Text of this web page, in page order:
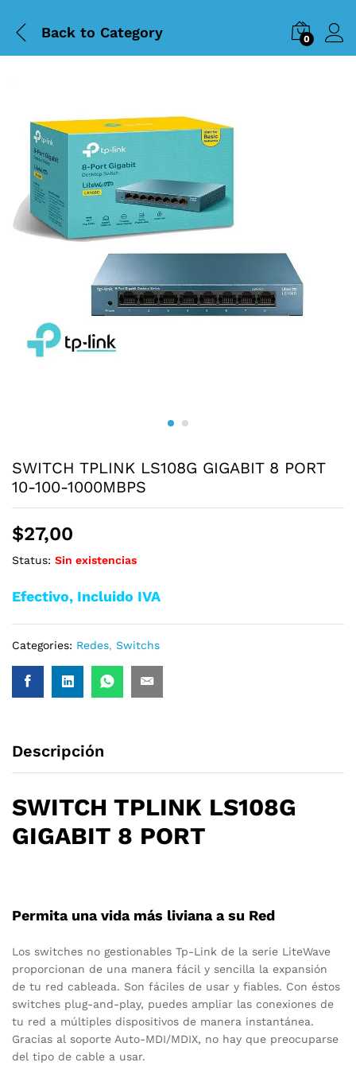
Back to Category 0
SWITCH TPLINK LS108G GIGABIT 8 PORT
10-100-1000MBPS
$27,00
Status: Sin existencias
Efectivo, Incluido IVA
Categories: Redes, Switchs
Descripción
SWITCH TPLINK LS108G
GIGABIT 8 PORT
Permita una vida más liviana a su Red
Los switches no gestionables Tp-Link de la serie LiteWave
proporcionan de una manera fácil y sencilla la expansión
de tu red cableada. Son fáciles de usar y fiables. Con éstos
switches plug-and-play, puedes ampliar las conexiones de
tu red a múltiples dispositivos de manera instantánea.
Gracias al soporte Auto-MDI/MDIX, no hay que preocuparse
del tipo de cable a usar.